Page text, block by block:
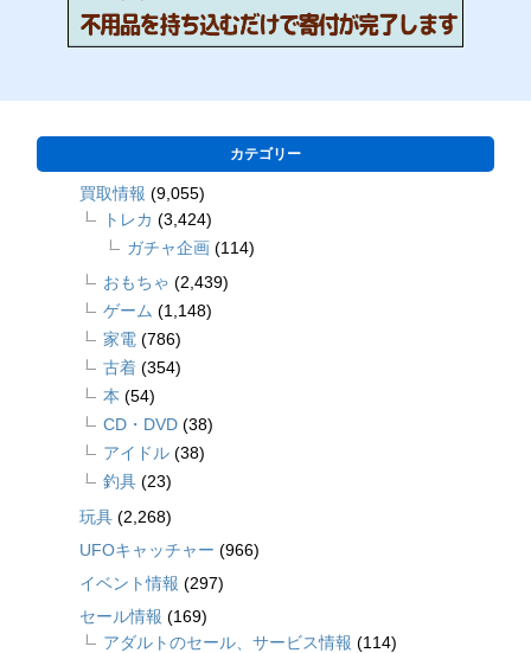
カテゴリー
買取情報 (9,055)
トレカ (3,424)
ガチャ企画 (114)
おもちゃ (2,439)
ゲーム (1,148)
家電 (786)
古着 (354)
本 (54)
CD・DVD (38)
アイドル (38)
釣具 (23)
玩具 (2,268)
UFOキャッチャー (966)
イベント情報 (297)
セール情報 (169)
アダルトのセール、サービス情報 (114)